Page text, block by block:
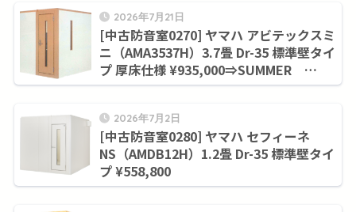
2026年7月21日
[中古防音室0270] ヤマハ アビテックスミ
ニ（AMA3537H）3.7畳 Dr-35 標準壁タイ
プ 厚床仕様 ¥935,000⇒SUMMER
SALE！９月末まで¥858,000
2026年7月2日
[中古防音室0280] ヤマハ セフィーネ
NS（AMDB12H）1.2畳 Dr-35 標準壁タイ
プ ¥558,800